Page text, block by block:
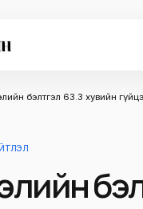
бэлтгэл 63.3 хувийн